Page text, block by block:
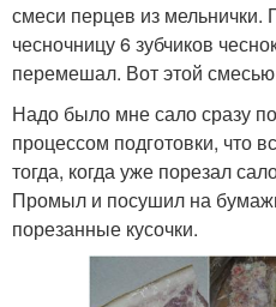
смеси перцев из мельнички.
чесночницу 6 зубчиков
перемешал. Вот этой
Надо было мне сало сразу
процессом подготовки, что
тогда, когда уже порезал
Промыл и посушил на
порезанные кусочки.